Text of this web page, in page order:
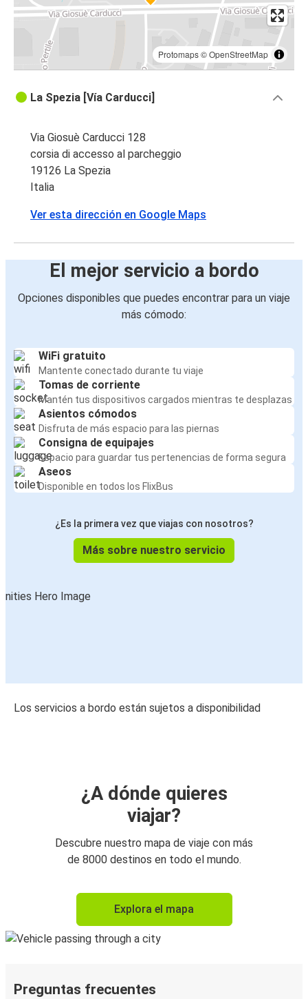
Protomaps©OpenStreetMap
La Spezia [Vía Carducci]
Via Giosuè Carducci 128
corsia di accesso al parcheggio
19126 La Spezia
Italia
Ver esta dirección en Google Maps
El mejor servicio a bordo
Opciones disponibles que puedes encontrar para un viaje
más cómodo:
WiFi gratuito
Mantente conectado durante tu viaje
Tomas de corriente
Mantén tus dispositivos cargados mientras te desplazas
Asientos cómodos
Disfruta de más espacio para las piernas
Consigna de equipajes
Espacio para guardar tus pertenencias de forma segura
Aseos
Disponible en todos los FlixBus
¿Es la primera vez que viajas con nosotros?
Más sobre nuestro servicio
Los servicios a bordo están sujetos a disponibilidad
¿A dónde quieres
viajar?
Descubre nuestro mapa de viaje con más
de 8000 destinos en todo el mundo.
Explora el mapa
Preguntas frecuentes